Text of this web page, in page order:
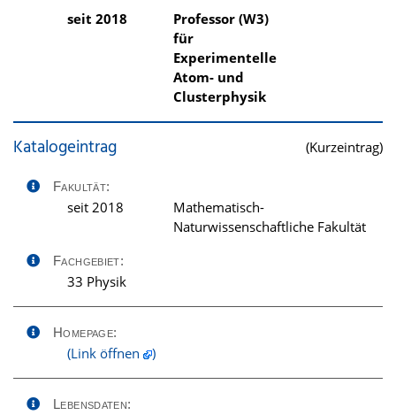
seit 2018
Professor (W3)
für
Experimentelle
Atom- und
Clusterphysik
(Kurzeintrag)
Katalogeintrag
Fakultät:
seit 2018
Mathematisch-
Naturwissenschaftliche Fakultät
Fachgebiet:
33 Physik
Homepage:
(Link öffnen )
Lebensdaten: